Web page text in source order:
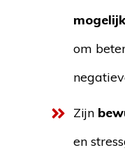
om
Zijn
en